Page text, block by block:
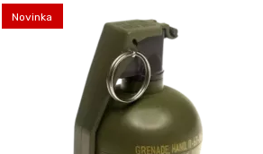
Novinka